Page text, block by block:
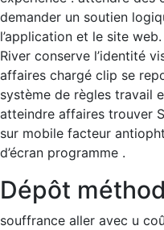
demander un soutien
l’application et le site
River conserve l’identité
affaires chargé clip se
système de règles travail
atteindre affaires trouver
sur mobile facteur
d’écran programme .
Dépôt
souffrance aller avec u